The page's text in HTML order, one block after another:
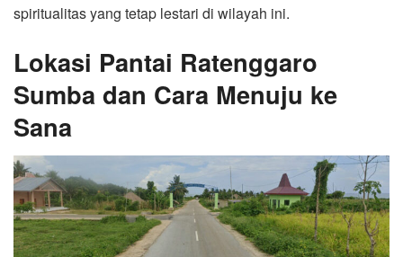
spiritualitas yang tetap lestari di wilayah ini.
Lokasi Pantai Ratenggaro
Sumba dan Cara Menuju ke
Sana